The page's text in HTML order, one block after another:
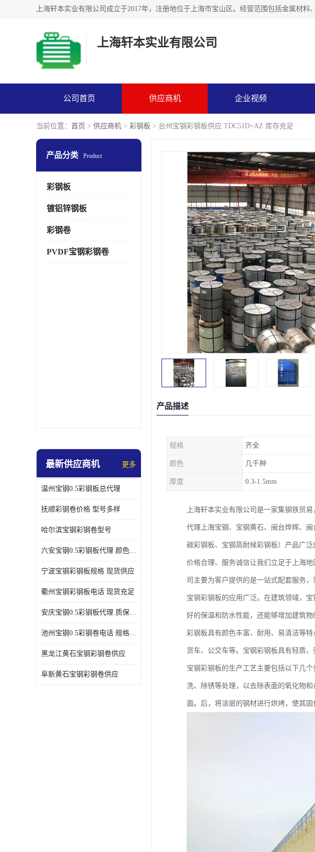
上海轩本实业有限公司
公司首页 供应商机 企业视频
当前位置： 首页 > 供应商机 > 彩钢板 > 台州宝钢彩钢板供应 TDC51D+AZ 库存充足
产品分类 Product
彩钢板
镀铝锌钢板
彩钢卷
PVDF宝钢彩钢卷
最新供应商机 更多
温州宝钢0.5彩钢板总代理
抚顺彩钢卷价格 型号多样
哈尔滨宝钢彩钢卷型号
六安宝钢0.5彩钢板代理 颜色定制
宁波宝钢彩钢板规格 现货供应
衢州宝钢彩钢板电话 现货充足
安庆宝钢0.5彩钢板代理 质保十年起
池州宝钢0.5彩钢卷电话 规格多样
黑龙江黄石宝钢彩钢卷供应
阜新黄石宝钢彩钢卷供应
产品描述
规格 齐全
颜色 几千种
厚度 0.3-1.5mm
上海轩本实业有限公司是一家集钢铁贸
代理上海宝钢、宝钢黄石、闽台烨辉、
碳彩钢板、宝钢高耐候彩钢板）产品广
价格合理、服务诚信让我们立足于上海
司主要为客户提供的是一站式配套服务
宝钢彩钢板的应用广泛。在建筑领域，
好的保温和防水性能，还能够增加建筑
彩钢板具有颜色丰富、耐用、易清洁等
货车、公交车等。宝钢彩钢板具有轻质
宝钢彩钢板的生产工艺主要包括以下几
洗、除锈等处理，以去除表面的氧化物
面。后，将涂层的钢材进行烘烤，使其